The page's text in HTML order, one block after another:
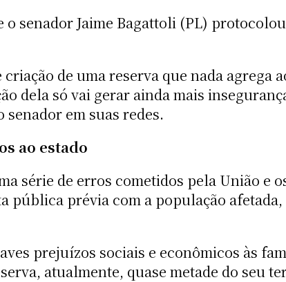
senador Jaime Bagattoli (PL)
criação de uma reserva que nada agrega
dela só vai gerar ainda mais
em suas redes.
ao estado
série de erros cometidos pela União e
pública prévia com a população
prejuízos sociais e econômicos às
atualmente, quase metade do seu